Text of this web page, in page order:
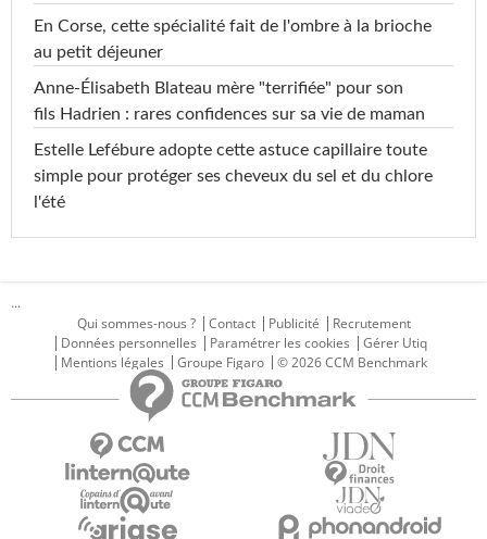
En Corse, cette spécialité fait de l'ombre à la brioche
au petit déjeuner
Anne-Élisabeth Blateau mère "terrifiée" pour son
fils Hadrien : rares confidences sur sa vie de maman
Estelle Lefébure adopte cette astuce capillaire toute
simple pour protéger ses cheveux du sel et du chlore
l'été
...
Qui sommes-nous ?
Contact Publicité
Recrutement
Données personnelles
Paramétrer les cookies
Gérer Utiq
Mentions légales
Groupe Figaro © 2026 CCM Benchmark